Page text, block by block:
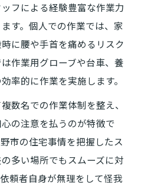
フによる経験豊富な作業力
す。個人での作業では、家
に腰や手首を痛めるリスク
作業用グローブや台車、養
率的に作業を実施します。
数名での作業体制を整え、
の注意を払うのが特徴で
市の住宅事情を把握したス
多い場所でもスムーズに対
頼者自身が無理をして怪我